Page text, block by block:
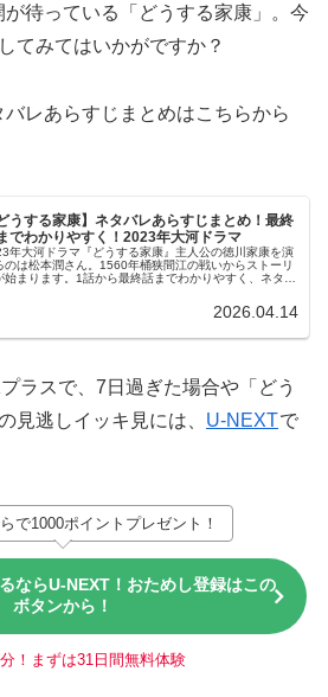
待っている「どうする家康」。今
てみてはいかがですか？
バレあらすじまとめはこちらから
どうする家康】ネタバレあらすじまとめ！最終
でわかりやすく！2023年大河ドラマ
年大河ドラマ『どうする家康』主人公の徳川家康を演
のは松本潤さん。1560年桶狭間江の戦いからストーリ
始まります。1話から最終話までわかりやすく、ネタバ
2026.04.14
ラスで、7日過ぎた場合や「どう
見逃しイッキ見には、 U-NEXTで
で1000ポイントプレゼント！
ならU-NEXT！おためし登録はこの
ボタンから！
！まずは31日間無料体験